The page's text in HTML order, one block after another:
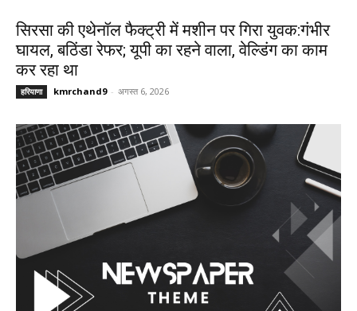
सिरसा की एथेनॉल फैक्ट्री में मशीन पर गिरा युवक:गंभीर
घायल, बठिंडा रेफर; यूपी का रहने वाला, वेल्डिंग का काम
कर रहा था
हरियाणा kmrchand9 - अगस्त 6, 2026